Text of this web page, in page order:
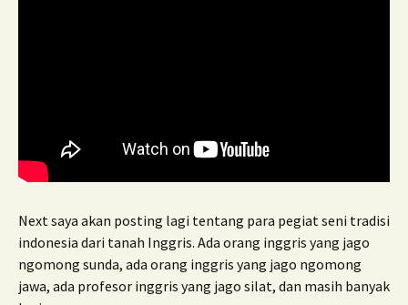
Next saya akan posting lagi tentang para pegiat seni tradisi
indonesia dari tanah Inggris. Ada orang inggris yang jago
ngomong sunda, ada orang inggris yang jago ngomong
jawa, ada profesor inggris yang jago silat, dan masih banyak